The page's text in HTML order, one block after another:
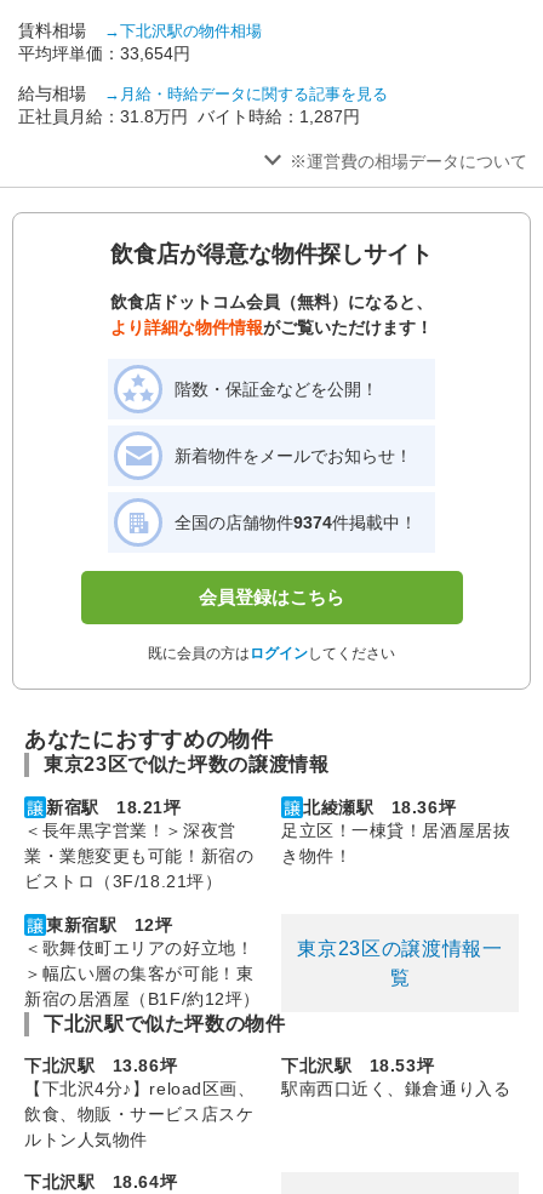
賃料相場 →下北沢駅の物件相場
平均坪単価：33,654円
給与相場 →月給・時給データに関する記事を見る
正社員月給：31.8万円 バイト時給：1,287円
※運営費の相場データについて
飲食店が得意な物件探しサイト
飲食店ドットコム会員（無料）になると、
より詳細な物件情報がご覧いただけます！
階数・保証金などを公開！
新着物件をメールでお知らせ！
全国の店舗物件9374件掲載中！
会員登録はこちら
既に会員の方は ログインしてください
あなたにおすすめの物件
東京23区で似た坪数の譲渡情報
新宿駅 18.21坪
＜長年黒字営業！＞深夜営
業・業態変更も可能！新宿の
ビストロ（3F/18.21坪）
北綾瀬駅 18.36坪
足立区！一棟貸！居酒屋居抜
き物件！
東新宿駅 12坪
＜歌舞伎町エリアの好立地！
＞幅広い層の集客が可能！東
新宿の居酒屋（B1F/約12坪）
東京23区の譲渡情報一
覧
下北沢駅で似た坪数の物件
下北沢駅 13.86坪
【下北沢4分♪】reload区画、
飲食、物販・サービス店スケ
ルトン人気物件
下北沢駅 18.53坪
駅南西口近く、鎌倉通り入る
下北沢駅 18.64坪